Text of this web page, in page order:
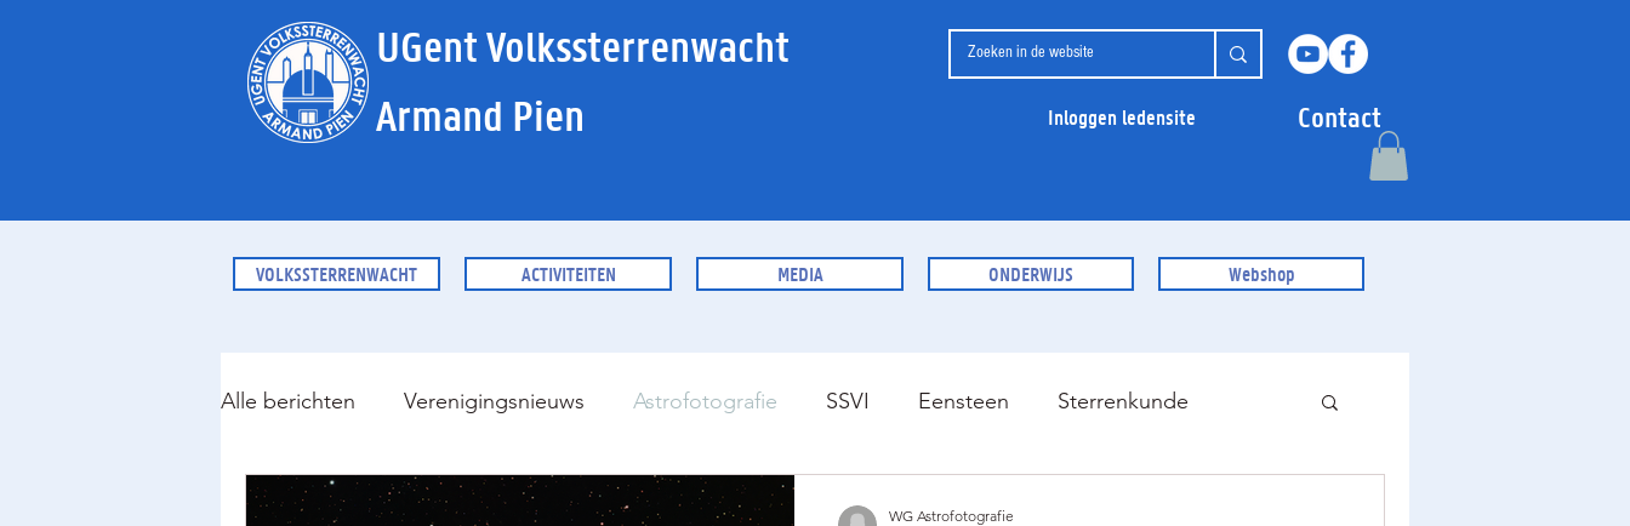
UGent Volkssterrenwacht
Armand Pien
Inloggen ledensite Contact
VOLKSSTERRENWACHT ACTIVITEITEN MEDIA ONDERWIJS Webshop
Alle berichten Verenigingsnieuws Astrofotografie SSVI Eensteen Sterrenkunde
JVS Gentster
WG Astrofotografie